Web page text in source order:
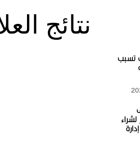
نتائج
تسبب